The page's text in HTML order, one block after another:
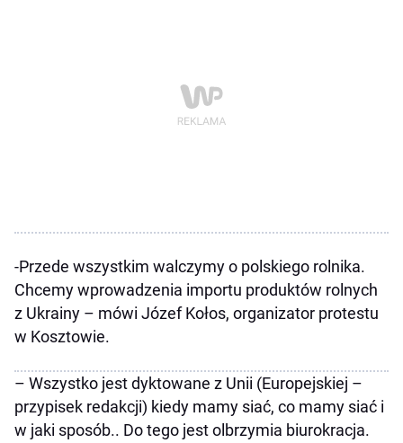
-Przede wszystkim walczymy o polskiego rolnika.
Chcemy wprowadzenia importu produktów rolnych
z Ukrainy – mówi Józef Kołos, organizator protestu
w Kosztowie.
– Wszystko jest dyktowane z Unii (Europejskiej –
przypisek redakcji) kiedy mamy siać, co mamy siać i
w jaki sposób.. Do tego jest olbrzymia biurokracja.